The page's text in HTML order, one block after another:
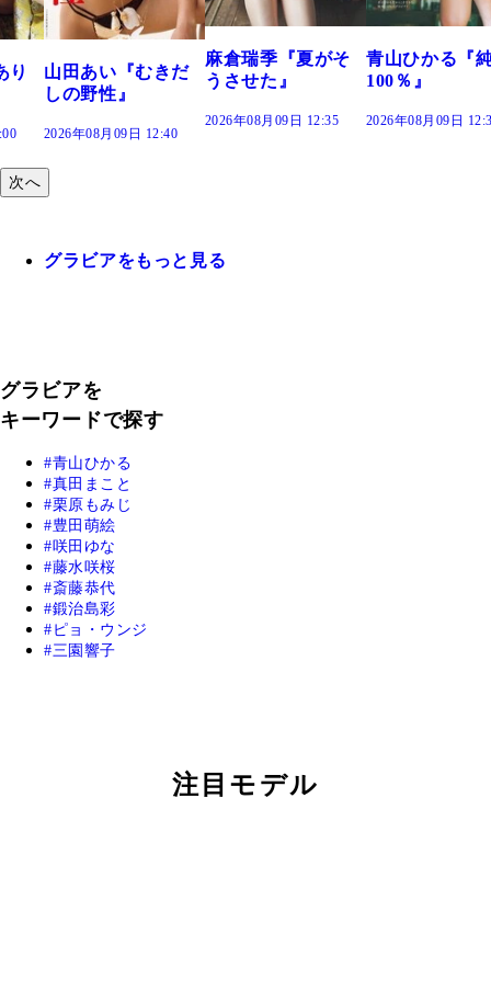
だ
麻倉瑞季『夏がそ
うさせた』
青山ひかる『純度
100％』
2026年08月09日 12:30
2026年08月09日
次へ
グラビアをもっと見る
グラビアを
キーワードで探す
青山ひかる
真田まこと
栗原もみじ
豊田萌絵
咲田ゆな
藤水咲桜
斎藤恭代
鍛治島彩
ピョ・ウンジ
三園響子
注目モデル